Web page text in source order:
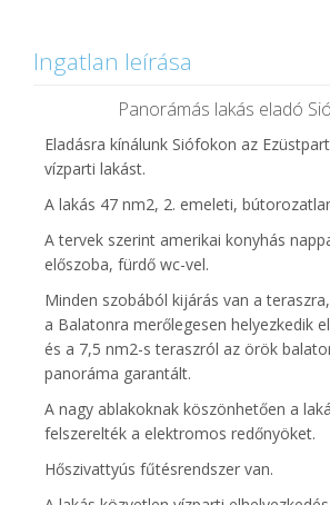
Ingatlan leírása
Panorámás lakás eladó
Eladásra kínálunk Siófokon az
vízparti lakást.
A lakás 47 nm2, 2. emeleti,
A tervek szerint amerikai konyhás
előszoba, fürdő wc-vel.
Minden szobából kijárás van a
a Balatonra merőlegesen helyezkedik
és a 7,5 nm2-s teraszról az örök
panoráma garantált.
A nagy ablakoknak köszönhetően a
felszerelték a elektromos redőnyöket.
Hőszivattyús fűtésrendszer van.